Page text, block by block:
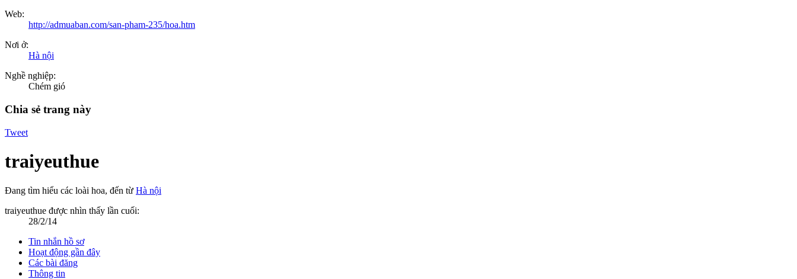
Web:
http://admuaban.com/san-pham-235/hoa.htm
Nơi ở:
Hà nội
Nghề nghiệp:
Chém gió
Chia sẻ trang này
Tweet
traiyeuthue
Đang tìm hiểu các loài hoa, đến từ Hà nội
traiyeuthue được nhìn thấy lần cuối:
28/2/14
Tin nhắn hồ sơ
Hoạt động gần đây
Các bài đăng
Thông tin